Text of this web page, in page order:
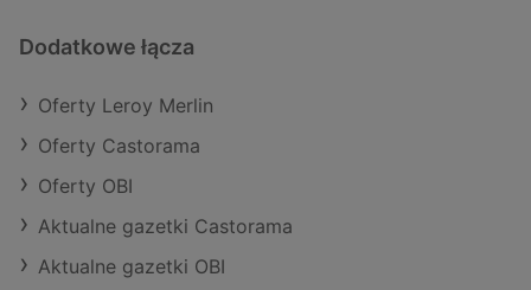
Dodatkowe łącza
Oferty Leroy Merlin
Oferty Castorama
Oferty OBI
Aktualne gazetki Castorama
Aktualne gazetki OBI